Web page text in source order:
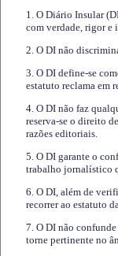
1. O Diário Insular
com verdade, rigor e
2. O DI não
3. O DI define-se
estatuto reclama em
4. O DI não faz
reserva-se o direito
razões editoriais.
5. O DI garante o
trabalho jornalístico
6. O DI, além de
recorrer ao estatuto
7. O DI não
torne pertinente no